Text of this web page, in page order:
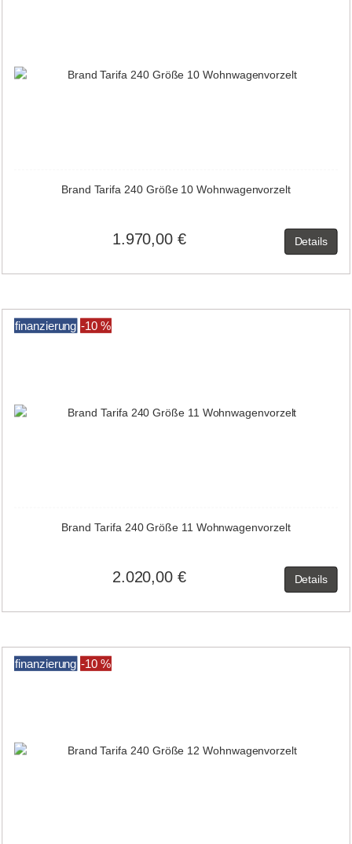
Brand Tarifa 240 Größe 10 Wohnwagenvorzelt
1.970,00 € Details
finanzierung -10 %
Brand Tarifa 240 Größe 11 Wohnwagenvorzelt
2.020,00 € Details
finanzierung -10 %